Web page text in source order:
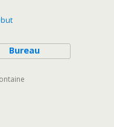
Bureau